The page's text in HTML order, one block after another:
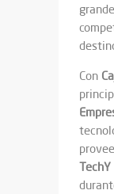
Con
TechY